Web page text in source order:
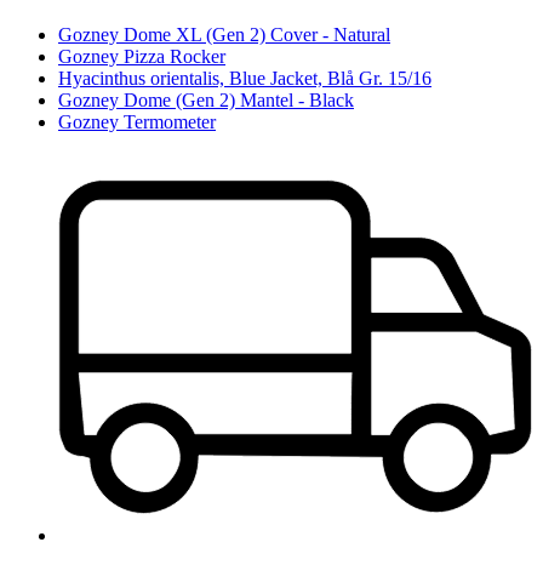
Gozney Dome XL (Gen 2) Cover - Natural
Gozney Pizza Rocker
Hyacinthus orientalis, Blue Jacket, Blå Gr. 15/16
Gozney Dome (Gen 2) Mantel - Black
Gozney Termometer